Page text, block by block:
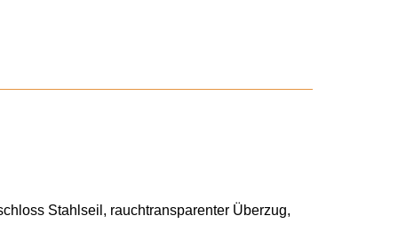
Stahlseil, rauchtransparenter Überzug,